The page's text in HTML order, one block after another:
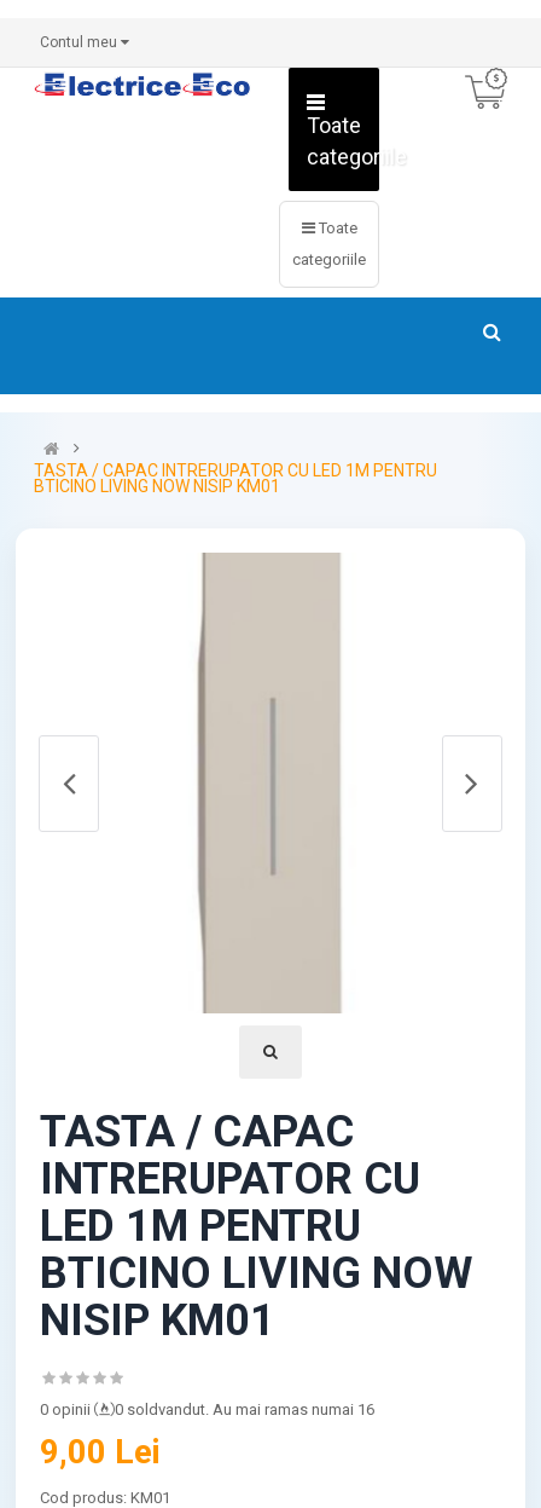
Contul meu
Toate
categoriile
Toate
categoriile
TASTA / CAPAC INTRERUPATOR CU LED 1M PENTRU
BTICINO LIVING NOW NISIP KM01
TASTA / CAPAC
INTRERUPATOR CU
LED 1M PENTRU
BTICINO LIVING NOW
NISIP KM01
0 opinii 0 soldvandut. Au mai ramas numai 16
9,00 Lei
Cod produs:KM01